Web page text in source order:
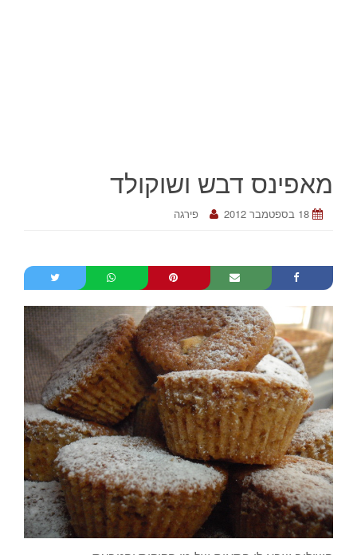
מאפינס דבש ושוקולד
18 בספטמבר 2012 פירגה